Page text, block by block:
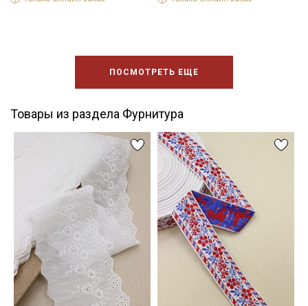
ПОСМОТРЕТЬ ЕЩЕ
Товары из раздела Фурнитура